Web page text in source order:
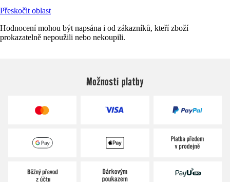
Přeskočit oblast
Hodnocení mohou být napsána i od zákazníků, kteří zboží
prokazatelně nepoužili nebo nekoupili.
Možnosti platby